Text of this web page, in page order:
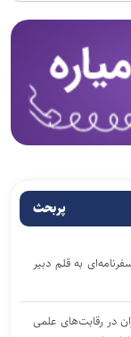
پربحث
سفرنامه‌ای به قلم دبیر
در رقابت‌های علمی